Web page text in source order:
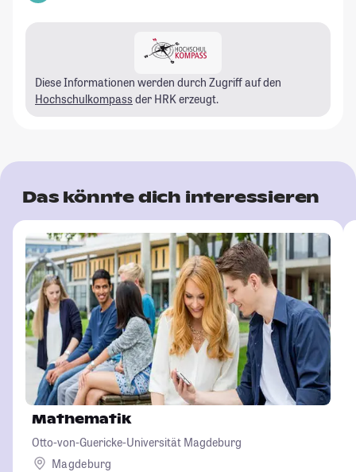
Diese Informationen werden durch Zugriff auf den
Hochschulkompass der HRK erzeugt.
Das könnte dich interessieren
Mathematik
Otto-von-Guericke-Universität Magdeburg
Magdeburg